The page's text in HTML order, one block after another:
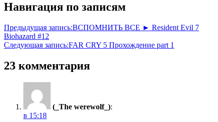
Навигация по записям
Предыдущая запись:ВСПОМНИТЬ ВСЕ ► Resident Evil 7
Biohazard #12
Следующая запись:FAR CRY 5 Прохождение part 1
23 комментария
(_The werewolf_):
в 15:18